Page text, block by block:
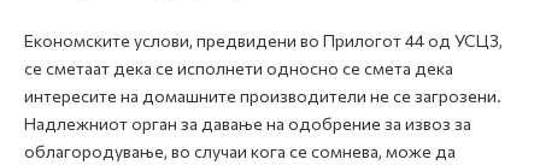
Економските услови, предвидени во Прилогот 44 од УСЦЗ,
се сметаат дека се исполнети односно се смета дека
интересите на домашните производители не се загрозени.
Надлежниот орган за давање на одобрение за извоз за
облагородување, во случаи кога се сомнева, може да